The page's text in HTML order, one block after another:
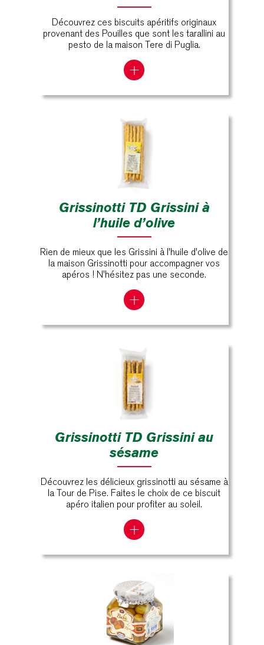
Découvrez ces biscuits apéritifs originaux
provenant des Pouilles que sont les tarallini au
pesto de la maison Tere di Puglia.
Grissinotti TD Grissini à
l’huile d’olive
Rien de mieux que les Grissini à l'huile d'olive de
la maison Grissinotti pour accompagner vos
apéros ! N'hésitez pas une seconde.
Grissinotti TD Grissini au
sésame
Découvrez les délicieux grissinotti au sésame à
la Tour de Pise. Faites le choix de ce biscuit
apéro italien pour profiter au soleil.